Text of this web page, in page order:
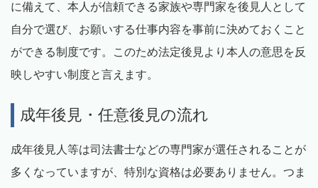
に備えて、本人が信頼できる家族や専門家を後見人として
自分で選び、お願いする仕事内容を事前に決めておくこと
ができる制度です。このため法定後見より本人の意思を反
映しやすい制度と言えます。
成年後見・任意後見の流れ
成年後見人等は司法書士などの専門家が選任されることが
多くなっていますが、特別な資格は必要ありません。つま